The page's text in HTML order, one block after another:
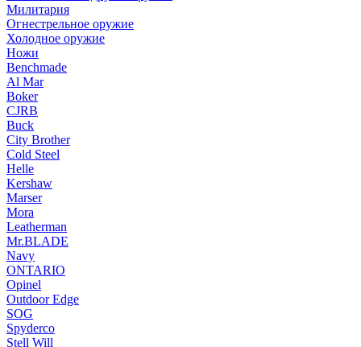
Милитария
Огнестрельное оружие
Холодное оружие
Ножи
Benchmade
Al Mar
Boker
CJRB
Buck
City Brother
Cold Steel
Helle
Kershaw
Marser
Mora
Leatherman
Mr.BLADE
Navy
ONTARIO
Opinel
Outdoor Edge
SOG
Spyderco
Stell Will